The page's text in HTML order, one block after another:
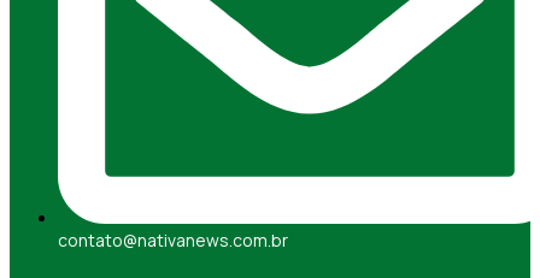
contato@nativanews.com.br